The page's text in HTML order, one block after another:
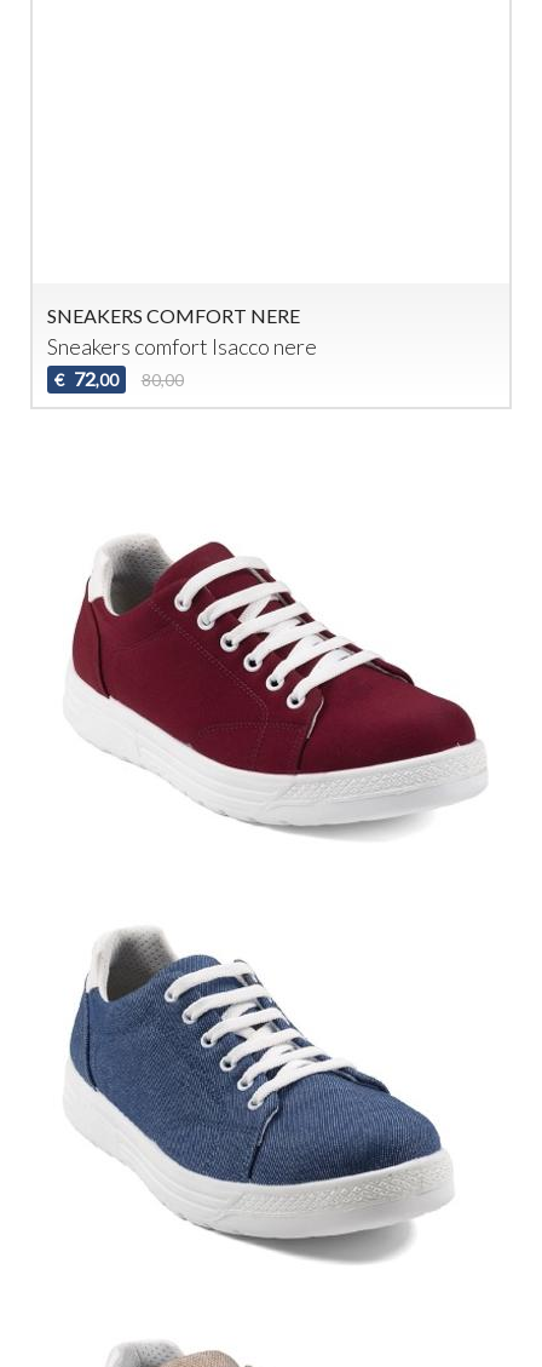
SNEAKERS COMFORT NERE
Sneakers comfort Isacco nere
€ 72,00 80,00